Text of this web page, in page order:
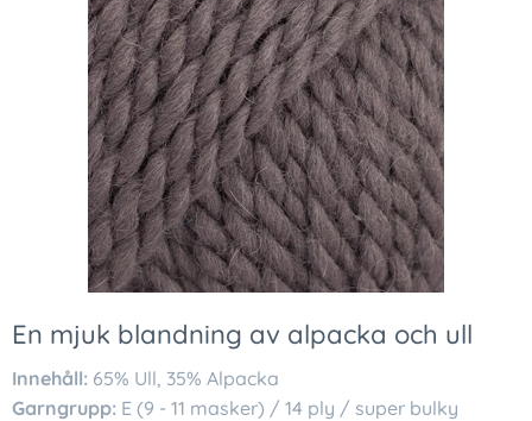
En mjuk blandning av alpacka och ull
Innehåll: 65% Ull, 35% Alpacka
Garngrupp: E (9 - 11 masker) / 14 ply / super bulky